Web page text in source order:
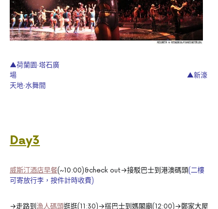
▲荷蘭園‧塔石廣
場 ▲新濠
天地‧水舞間
Day3
威斯汀酒店早餐(~10:00)&check out→接駁巴士到港澳碼頭(二樓
可寄放行李，按件計時收費)
→走路到 漁人碼頭逛逛(11:30)→搭巴士到媽閣廟(12:00)→鄭家大屋